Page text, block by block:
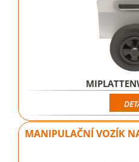
MANIPULAČNÍ VOZÍK